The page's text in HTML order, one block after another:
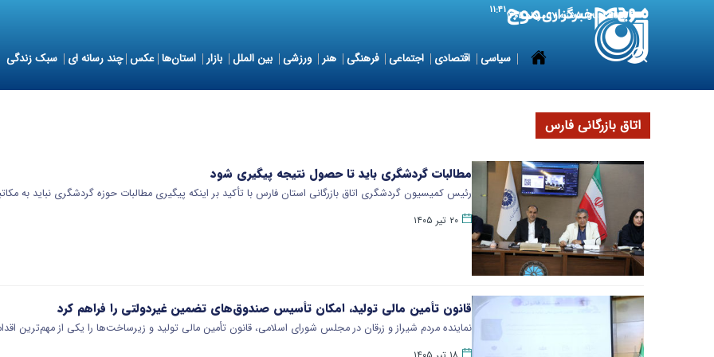
8 August 2026 شنبه ۱۷ مرداد ۱۴۰۵ ۱۱:۴۱
سیاسی اقتصادی اجتماعی فرهنگی هنر ورزشی بین الملل بازار استان‌ها عکس چند رسانه ای سبک زندگی
اتاق بازرگانی فارس
مطالبات گردشگری باید تا حصول نتیجه پیگیری شود
رئیس کمیسیون گردشگری اتاق بازرگانی استان فارس با تأکید بر اینکه پیگیری مطالبات حوزه گردشگری نباید به
۲۰ تیر ۱۴۰۵
قانون تأمین مالی تولید، امکان تأسیس صندوق‌های تضمین غیردولتی را فراهم کرد
نماینده مردم شیراز و زرقان در مجلس شورای اسلامی، قانون تأمین مالی تولید و زیرساخت‌ها را یکی از مهم‌ترین